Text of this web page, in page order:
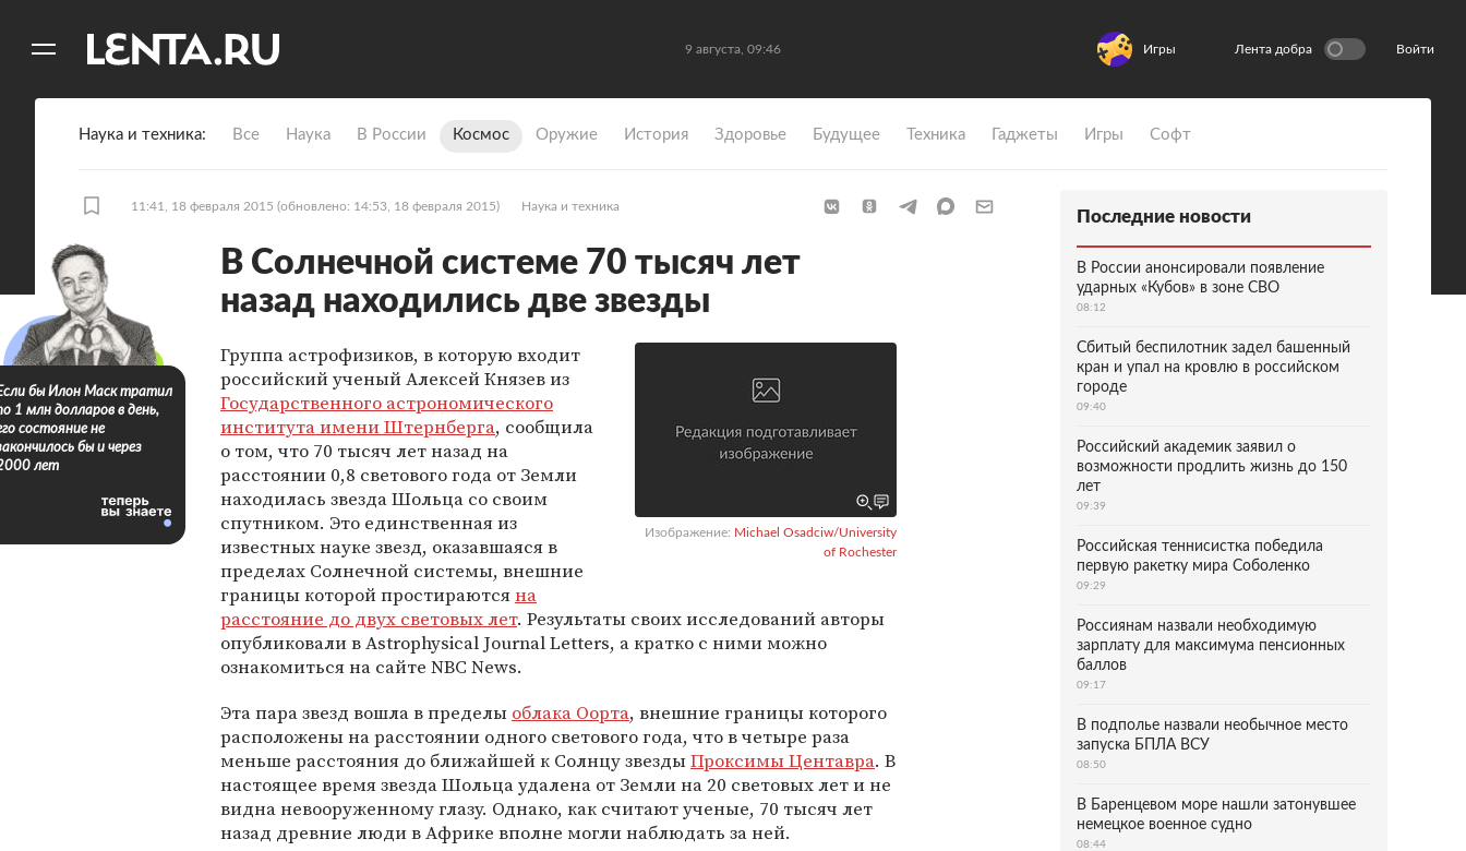
9 августа, 09:46 Игры Лента добра Войти
Наука и техника Все Наука В России Космос Оружие История Здоровье Будущее Техника Гаджеты Игры Софт
11:41, 18 февраля 2015 (обновлено: 14:53, 18 февраля 2015) Наука и техника
В Солнечной системе 70 тысяч лет
назад находились две звезды
Изображение: Michael Osadciw/University
of Rochester
Группа астрофизиков, в которую входит
российский ученый Алексей Князев из
Государственного астрономического
института имени Штернберга, сообщила
о том, что 70 тысяч лет назад на
расстоянии 0,8 светового года от Земли
находилась звезда Шольца со своим
спутником. Это единственная из
известных науке звезд, оказавшаяся в
пределах Солнечной системы, внешние
границы которой простираютсяна
расстояние до двух световых лет. Результаты своих исследований авторы
опубликовали в Astrophysical Journal Letters, а кратко с ними можно
ознакомиться на сайте NBC News.
Эта пара звезд вошла в пределы облака Оорта, внешние границы которого
расположены на расстоянии одного светового года, что в четыре раза
меньше расстояния до ближайшей к Солнцу звездыПроксимы Центавра. В
настоящее время звезда Шольца удалена от Земли на 20 световых лет и не
видна невооруженному глазу. Однако, как считают ученые, 70 тысяч лет
назад древние люди в Африке вполне могли наблюдать за ней.
бы Илон Маск тратил
1 млн долларов в день,
состояние не
бы и через
лет
Последние новости
В России анонсировали появление
ударных «Кубов» в зоне СВО
08:12
Сбитый беспилотник задел башенный
кран и упал на кровлю в российском
городе
09:40
Российский академик заявил о
возможности продлить жизнь до 150
лет
09:39
Российская теннисистка победила
первую ракетку мира Соболенко
09:29
Россиянам назвали необходимую
зарплату для максимума пенсионных
баллов
09:17
В подполье назвали необычное место
запуска БПЛА ВСУ
08:50
В Баренцевом море нашли затонувшее
немецкое военное судно
08:44